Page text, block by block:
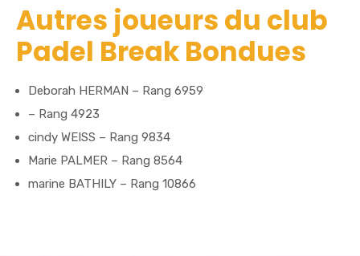
Autres joueurs du club
Padel Break Bondues
Deborah HERMAN – Rang 6959
– Rang 4923
cindy WEISS – Rang 9834
Marie PALMER – Rang 8564
marine BATHILY – Rang 10866